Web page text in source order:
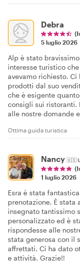
Debra
5 luglio 2026
Alp è stato
interesse turistico
avevamo richiesto.
prodotti dal suo
che è esigente
consigli sui ristoranti.
alle nostre domande
Ottima guida turistica
Nancy 🇺🇸
1 luglio 2026
Esra è stata
prenotazione. È stata
insegnato tantissimo
personalizzato ed è
rispondesse alle
stata generosa con il
affrettati. Ci ha dato
e attività. Grazie!!